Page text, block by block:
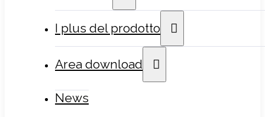
I plus del prodotto
Area download
News